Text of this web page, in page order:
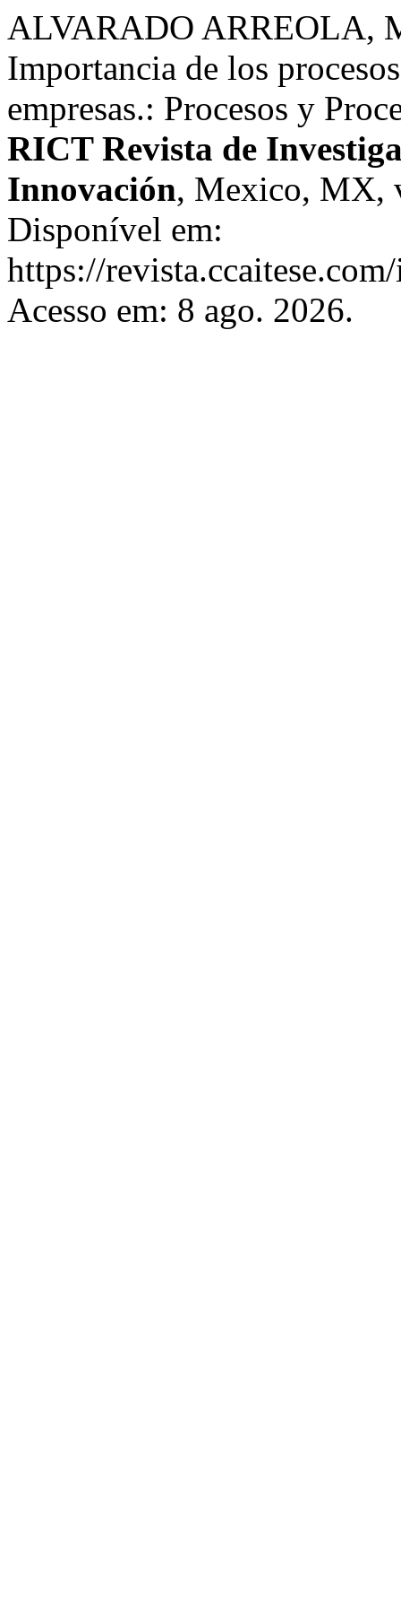
ALVARADO ARREOLA,
Importancia de los
empresas.: Procesos y
RICT Revista de
Innovación, Mexico, MX,
Disponível em:
https://
Acesso em: 8 ago. 2026.